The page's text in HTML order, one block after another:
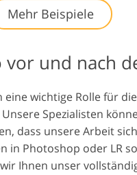
Mehr Beispiele
und nach
wichtige Rolle für
Spezialisten
dass unsere Arbeit
in Photoshop oder LR
Ihnen unser